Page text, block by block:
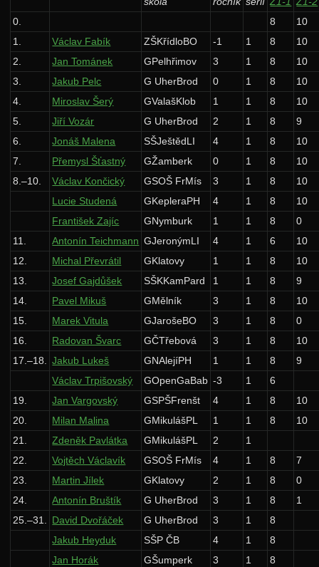
0.
8
10
1.
Václav Fabík ZŠKřídloBO -1 1 8
10
2.
Jan Tománek GPelhřimov 3 1 8
10
3.
Jakub Pelc G UherBrod 0 1 8
10
4.
Miroslav Šerý GValašKlob 1 1 8
10
5.
Jiří Vozár G UherBrod 2 1 8
9
6.
Jonáš Malena SŠJeštědLI 4 1 8
10
7.
Přemysl Šťastný GŽamberk 0 1 8
10
8.–10.
Václav Končický GSOŠ FrMís 3 1 8
10
Lucie Studená
GKepleraPH 4 1 8
10
František Zajíc
GNymburk 1 1 8
0
11.
Antonín Teichmann GJeronýmLI 4 1 6
10
12.
Michal Převrátil GKlatovy 1 1 8
10
13.
Josef Gajdůšek SŠKKamPard 1 1 8
9
14.
Pavel Mikuš GMělník 3 1 8
10
15.
Marek Vitula GJarošeBO 3 1 8
0
16.
Radovan Švarc GČTřebová 3 1 8
10
17.–18. Jakub Lukeš GNAlejíPH 1 1 8
9
Václav Trpišovský
GOpenGaBab -3 1
6
19.
Jan Vargovský GSPŠFrenšt 4 1 8
10
20.
Milan Malina GMikulášPL 1 1 8
10
21.
Zdeněk Pavlátka GMikulášPL 2
1
22.
Vojtěch Václavík GSOŠ FrMís 4 1 8
7
23.
Martin Jílek GKlatovy 2 1 8
0
24.
Antonín Bruštík G UherBrod 3 1 8
1
25.–31. David Dvořáček G UherBrod 3 1
8
Jakub Heyduk
SŠP ČB 4 1
8
Jan Horák
GŠumperk 3 1
8
Archiv starších ročníků
37. ročník: 24/25
36. ročník: 23/24
35. ročník: 22/23
34. ročník: 21/22
33. ročník: 20/21
32. ročník: 19/20
31. ročník: 18/19
30. ročník: 17/18
29. ročník: 16/17
28. ročník: 15/16
27. ročník: 14/15
26. ročník: 13/14
Zadání 1. série
Řešení
Výsledky
Zadání 2. série
Řešení
Výsledky
Zadání 3. série
Řešení
Výsledky
Zadání 4. série